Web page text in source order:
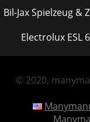
Bil-Jax Spielzeug &
Electrolux ESL
© 2020,